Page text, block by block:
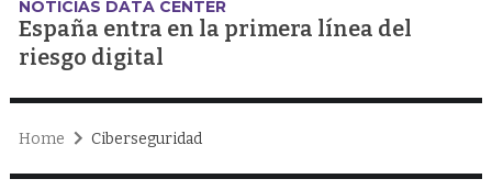
NOTICIAS DATA CENTER
España entra en la primera línea del
riesgo digital
Home Ciberseguridad